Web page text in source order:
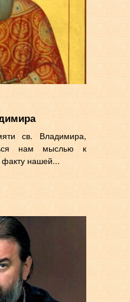
св. Владимира,
нам мыслью к
нашей...